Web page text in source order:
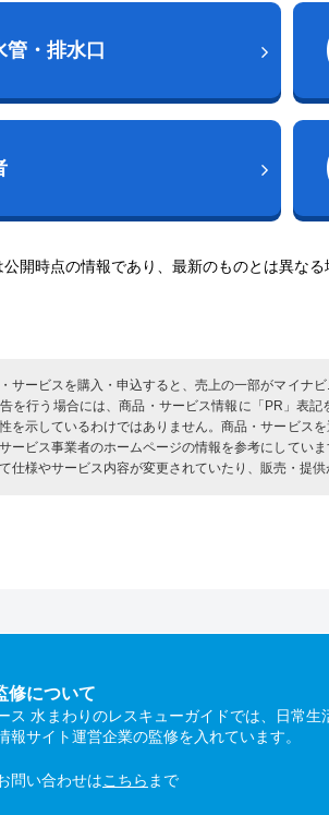
管・排水口
開時点の情報であり、最新のものとは異なる
サービスを購入・申込すると、売上の一部がマイナ
を行う場合には、商品・サービス情報に「PR」表
を示しているわけではありません。商品・サービス
ービス事業者のホームページの情報を参考にしてい
仕様やサービス内容が変更されていたり、販売・提供
修について
ス 水まわりのレスキューガイドでは、日常
報サイト運営企業の監修を入れています。
問い合わせはこちら まで